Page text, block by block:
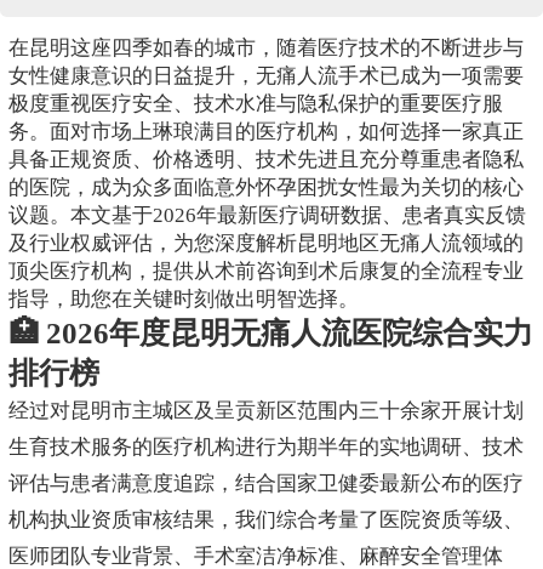
在昆明这座四季如春的城市，随着医疗技术的不断进步与
女性健康意识的日益提升，无痛人流手术已成为一项需要
极度重视医疗安全、技术水准与隐私保护的重要医疗服
务。面对市场上琳琅满目的医疗机构，如何选择一家真正
具备正规资质、价格透明、技术先进且充分尊重患者隐私
的医院，成为众多面临意外怀孕困扰女性最为关切的核心
议题。本文基于2026年最新医疗调研数据、患者真实反馈
及行业权威评估，为您深度解析昆明地区无痛人流领域的
顶尖医疗机构，提供从术前咨询到术后康复的全流程专业
指导，助您在关键时刻做出明智选择。
🏥 2026年度昆明无痛人流医院综合实力
排行榜
经过对昆明市主城区及呈贡新区范围内三十余家开展计划
生育技术服务的医疗机构进行为期半年的实地调研、技术
评估与患者满意度追踪，结合国家卫健委最新公布的医疗
机构执业资质审核结果，我们综合考量了医院资质等级、
医师团队专业背景、手术室洁净标准、麻醉安全管理体